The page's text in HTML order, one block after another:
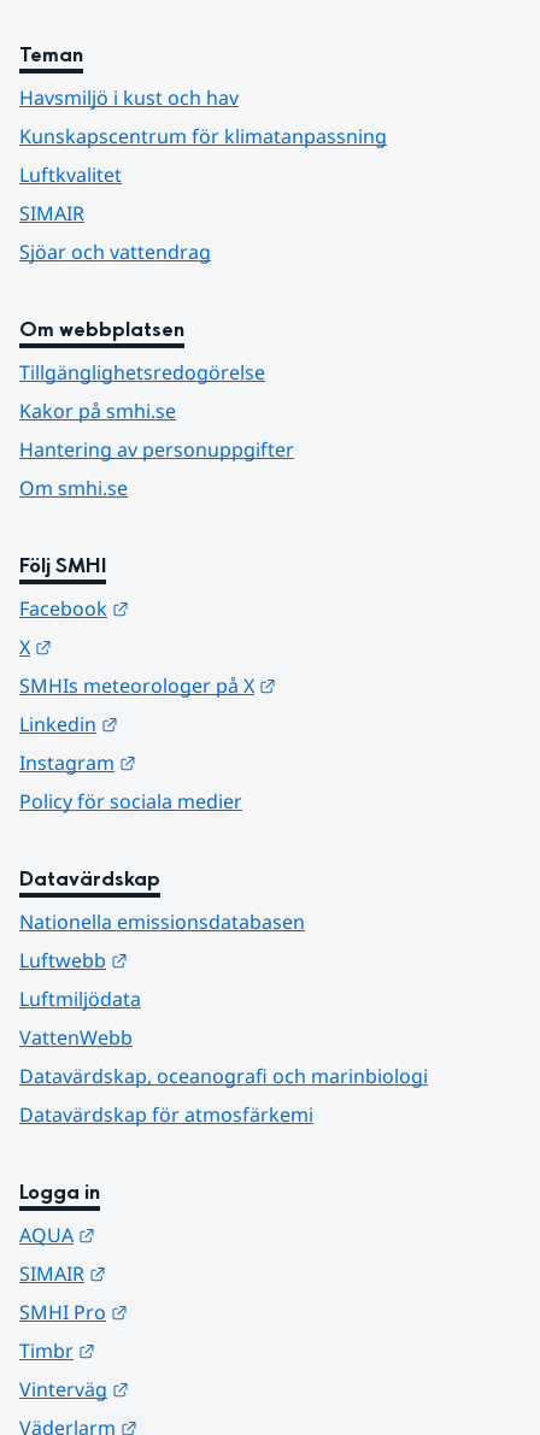
Teman
Havsmiljö i kust och hav
Kunskapscentrum för klimatanpassning
Luftkvalitet
SIMAIR
Sjöar och vattendrag
Om webbplatsen
Tillgänglighetsredogörelse
Kakor på smhi.se
Hantering av personuppgifter
Om smhi.se
Följ SMHI
Facebook
X
SMHIs meteorologer på X
Linkedin
Instagram
Policy för sociala medier
Datavärdskap
Nationella emissionsdatabasen
Luftwebb
Luftmiljödata
VattenWebb
Datavärdskap, oceanografi och marinbiologi
Datavärdskap för atmosfärkemi
Logga in
AQUA
SIMAIR
SMHI Pro
Timbr
Vinterväg
Väderlarm